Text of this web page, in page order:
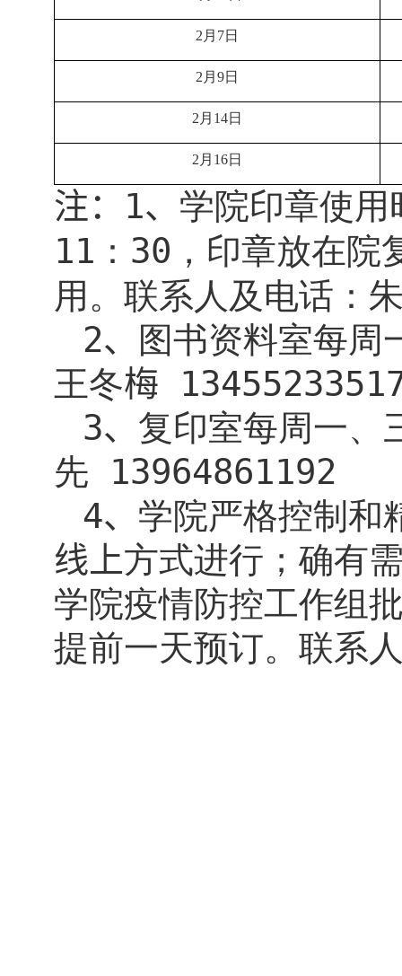
2 月 7日
2 月 9日
2 月 14日
2 月 16日
注： 1、 学院印章使
11 ： 30 ，印章放在
用。联系人及电话：
2、
图书资料室每周
王冬梅
3、 复印室每周一、
先 13964861192
4、 学院严格控制和
线上方式进行；确有
学院疫情防控工作组
提前一天预订。联系